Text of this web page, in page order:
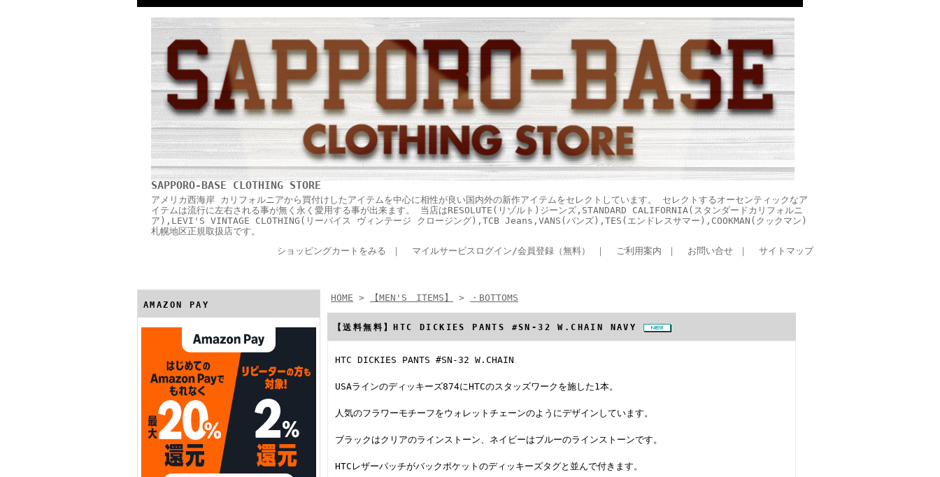
SAPPORO-BASE CLOTHING STORE
アメリカ西海岸 カリフォルニアから買付けしたアイテムを中心に相性が良い国内外の新作アイテムをセレクトしています。 セレクトするオーセンティックなア
イテムは流行に左右される事が無く永く愛用する事が出来ます。 当店はRESOLUTE(リゾルト)ジーンズ,STANDARD CALIFORNIA(スタンダードカリフォルニ
ア),LEVI'S VINTAGE CLOTHING(リーバイス ヴィンテージ クロージング),TCB Jeans,VANS(バンズ),TES(エンドレスサマー),COOKMAN(クックマン)
札幌地区正規取扱店です。
ショッピングカートをみる ｜ マイルサービスログイン/会員登録（無料） ｜ ご利用案内 ｜ お問い合せ ｜ サイトマップ
AMAZON PAY
HOME > 【MEN'S ITEMS】 > ・BOTTOMS
【送料無料】HTC DICKIES PANTS #SN-32 W.CHAIN NAVY
HTC DICKIES PANTS #SN-32 W.CHAIN
USAラインのディッキーズ874にHTCのスタッズワークを施した1本。
人気のフラワーモチーフをウォレットチェーンのようにデザインしています。
ブラックはクリアのラインストーン、ネイビーはブルーのラインストーンです。
HTCレザーパッチがバックポケットのディッキーズタグと並んで付きます。